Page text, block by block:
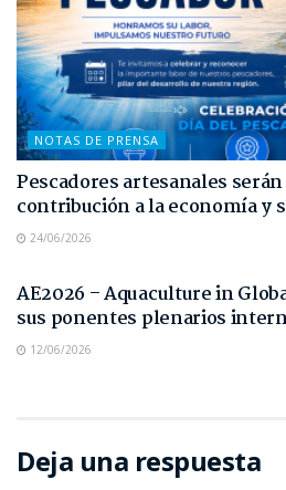
NOTAS DE PRENSA
Pescadores artesanales
contribución a la economía y
24/06/2026
AE2026 – Aquaculture in
sus ponentes plenarios
12/06/2026
Deja una respuesta